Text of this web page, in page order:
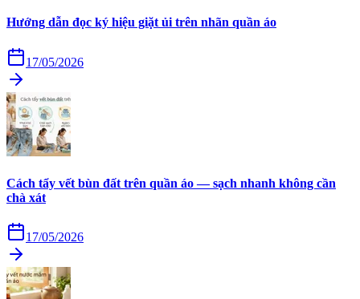
Hướng dẫn đọc ký hiệu giặt ủi trên nhãn quần áo
17/05/2026
Cách tẩy vết bùn đất trên quần áo — sạch nhanh không cần
chà xát
17/05/2026